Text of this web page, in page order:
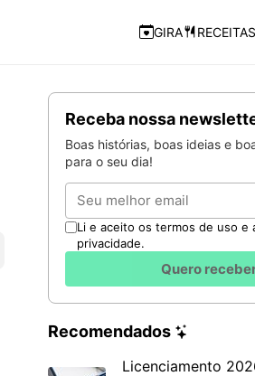
Navegação
GIRA RECEITAS
Receba nossa
Boas histórias, boas ideias e
para o seu dia!
Email
Li e aceito os termos de uso e
privacidade.
Quero
Recomendados
Licenciamento